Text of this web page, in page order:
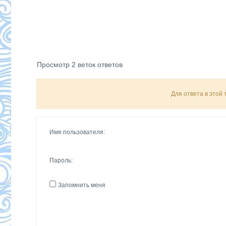
Просмотр 2 веток ответов
Для ответа в этой
Имя пользователя:
Пароль:
Запомнить меня